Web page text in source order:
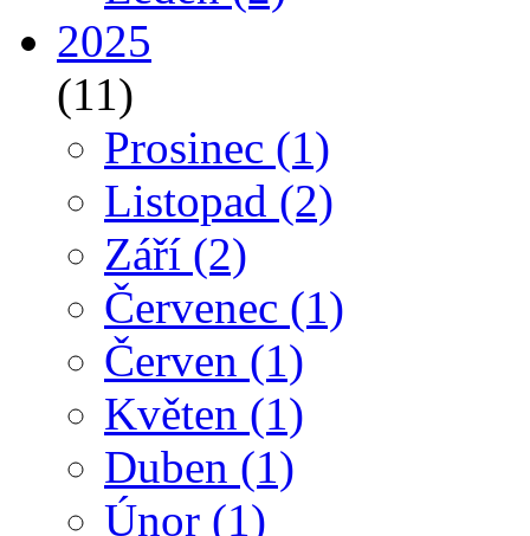
2025
(11)
Prosinec (1)
Listopad (2)
Září (2)
Červenec (1)
Červen (1)
Květen (1)
Duben (1)
Únor (1)